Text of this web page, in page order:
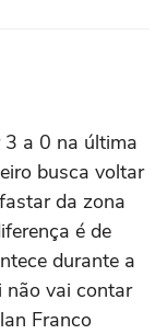
3 a 0 na última
busca voltar
da zona
é de
durante a
não vai contar
Franco